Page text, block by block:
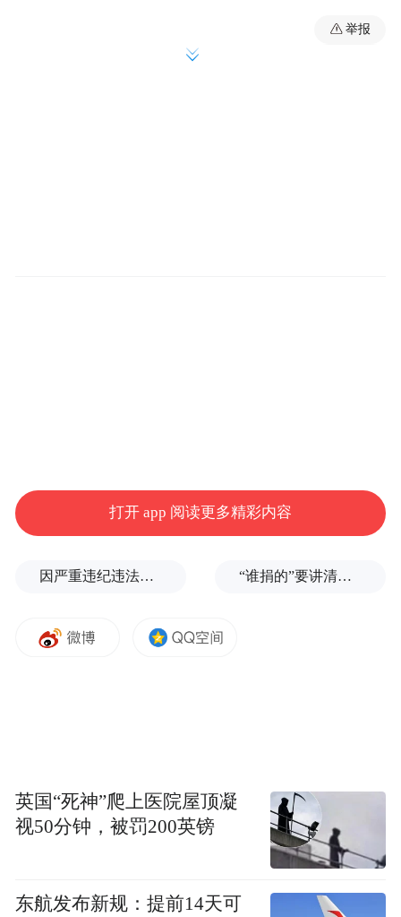
举报
打开 app 阅读更多精彩内容
因严重违纪违法，金融监管总局原局长李云泽被罢免全国人大代表 “谁捐的”要讲清楚，爱心不能被截胡
英国“死神”爬上医院屋顶凝
视50分钟，被罚200英镑
东航发布新规：提前14天可